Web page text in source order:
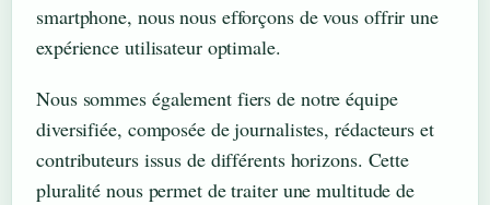
smartphone, nous nous efforçons de vous offrir une
expérience utilisateur optimale.
Nous sommes également fiers de notre équipe
diversifiée, composée de journalistes, rédacteurs et
contributeurs issus de différents horizons. Cette
pluralité nous permet de traiter une multitude de